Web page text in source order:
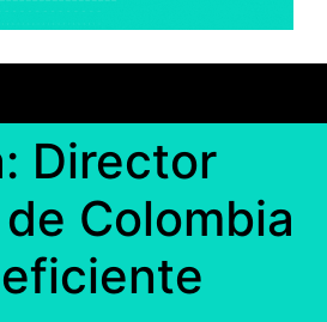
Director
Colombia